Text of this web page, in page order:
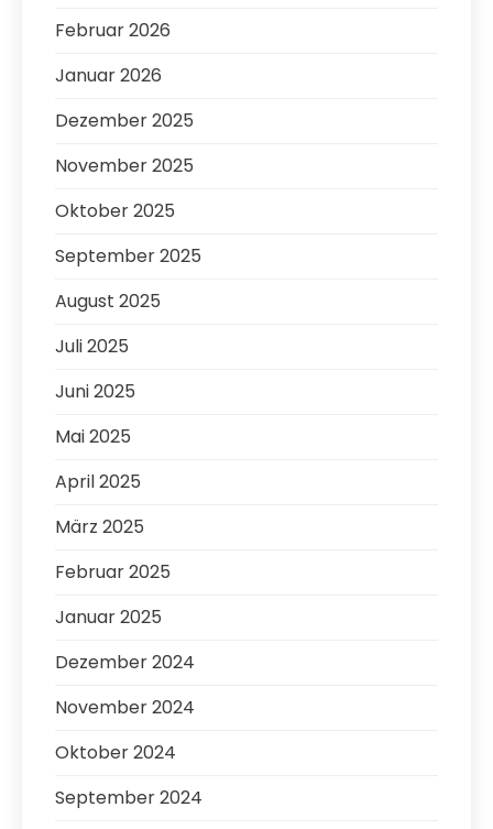
Februar 2026
Januar 2026
Dezember 2025
November 2025
Oktober 2025
September 2025
August 2025
Juli 2025
Juni 2025
Mai 2025
April 2025
März 2025
Februar 2025
Januar 2025
Dezember 2024
November 2024
Oktober 2024
September 2024